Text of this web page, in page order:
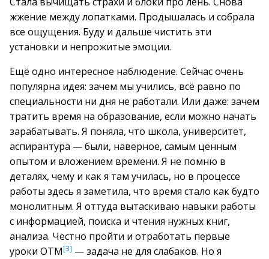
жжение между лопатками. Продышалась и собрала
все ощущения. Буду и дальше чистить эти
установки и непрожитые эмоции.
Ещё одно интересное наблюдение. Сейчас очень
популярна идея: зачем мы учились, всё равно по
специальности ни дня не работали. Или даже: зачем
тратить время на образование, если можно начать
зарабатывать. Я поняла, что школа, университет,
аспирантура — были, наверное, самым ценным
опытом и вложением времени. Я не помню в
деталях, чему и как я там училась, но в процессе
работы здесь я заметила, что время стало как будто
монолитным. Я оттуда вытаскиваю навыки работы
с информацией, поиска и чтения нужных книг,
анализа. Честно пройти и отработать первые
уроки ОТМ[3] — задача не для слабаков. Но я